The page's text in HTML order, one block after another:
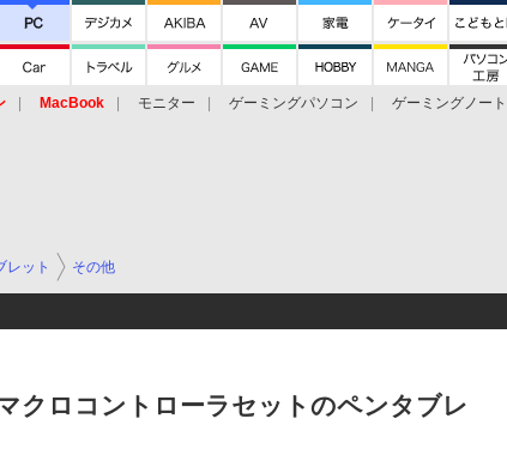
MacBook モニター ゲーミングパソコン ゲーミングノート
レット その他
クロコントローラセットのペンタブレ